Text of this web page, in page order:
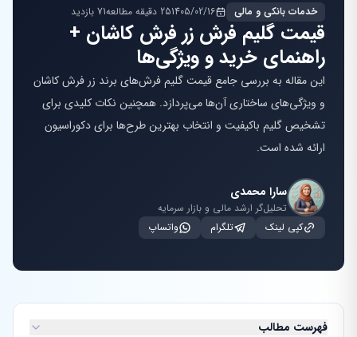
خدمات بانکی و مالی 1405/02/1625 دقیقه مطالعه 71 بازدید
قیمت گلیم فرش زر فرش کاشان +
راهنمای خرید و ویژگی‌ها
این مقاله به بررسی جامع قیمت گلیم فرش‌های برند زر فرش کاشان
و ویژگی‌های ساختاری آن‌ها می‌پردازد. همچنین نکات کلیدی برای
تشخیص گلیم باکیفیت و انتخاب بهترین طرح‌ها برای دکوراسیون
ارائه شده است.
سارا محمدی
تحلیل‌گر ارشد مالی و بازار سرمایه
کپی لینک
تلگرام واتساپ
فهرست مطالب